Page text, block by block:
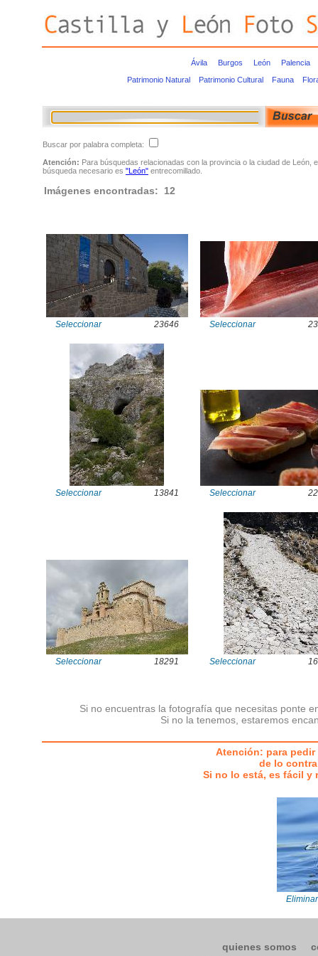
Ávila Burgos León
Palencia
Patrimonio Natural
Patrimonio Cultural Fauna
Buscar por palabra completa:
Atención: Para búsquedas relacionadas con la provincia o la ciudad de León,
búsqueda necesario es "León" entrecomillado.
Imágenes encontradas: 12
Seleccionar 23646 Seleccionar
Seleccionar 13841 Seleccionar
Seleccionar 18291 Seleccionar
Si no encuentras la fotografía que necesitas ponte
Si no la tenemos, estaremos
Atención: para
de lo
Si no lo está, es fácil y
Eliminar
quienes somos